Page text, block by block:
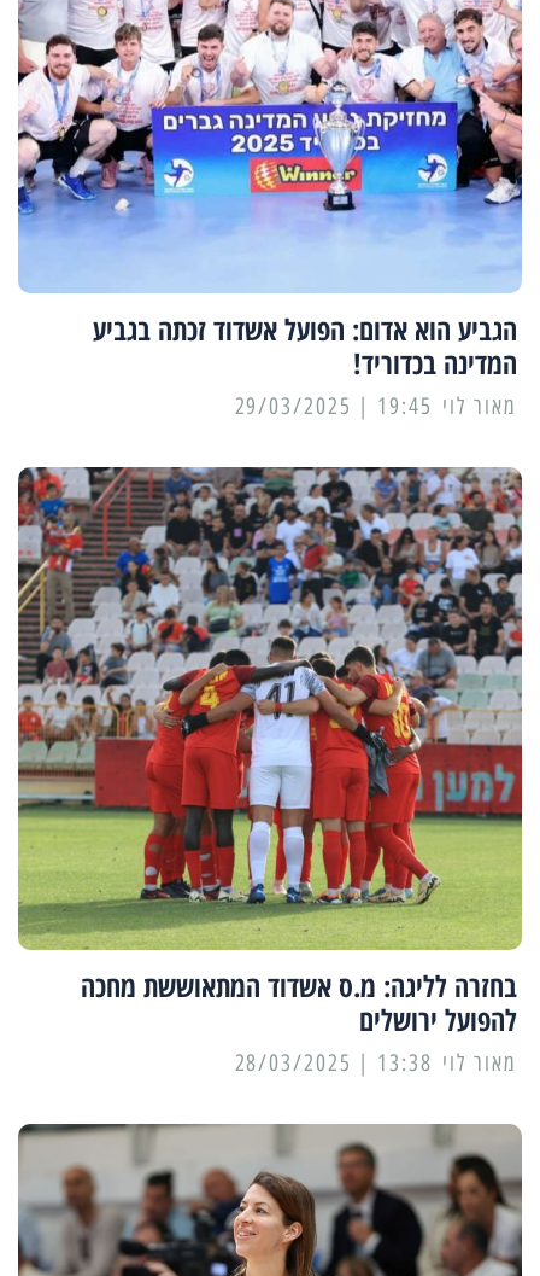
הגביע הוא אדום: הפועל אשדוד זכתה בגביע
המדינה בכדוריד!
מאור לוי 19:45 | 29/03/2025
בחזרה לליגה: מ.ס אשדוד המתאוששת מחכה
להפועל ירושלים
מאור לוי 13:38 | 28/03/2025